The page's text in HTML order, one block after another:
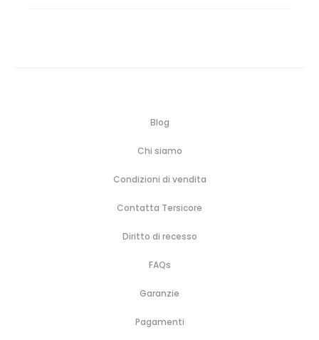
Blog
Chi siamo
Condizioni di vendita
Contatta Tersicore
Diritto di recesso
FAQs
Garanzie
Pagamenti